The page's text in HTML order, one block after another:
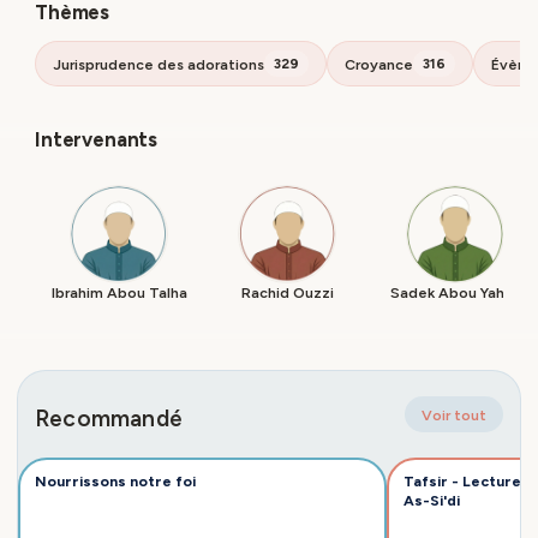
Thèmes
Jurisprudence des adorations 329 Croyance 316
Intervenants
Ibrahim Abou Talha Rachid Ouzzi Sadek Abou Yahya
Recommandé Voir tout
Nourrissons notre foi
Tafsir - Lecture
As-Si'di